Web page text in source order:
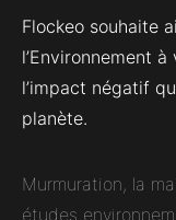
Flockeo souhaite
l’Environnement
l’impact négatif
planète.
Murmuration, la
études